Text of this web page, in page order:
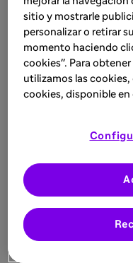
Por qué
Las
con DM2 se
Los pacientes
de ECV y ERC,
y la estrategia
Las guías ESC
sitio y mostrarle
personalizar o retirar
momento haciendo
cookies". Para
utilizamos las
cookies, disponible en